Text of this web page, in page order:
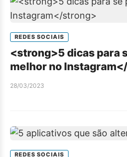
REDES SOCIAIS
<strong>5 dicas para
melhor no
28/03/2023
REDES SOCIAIS